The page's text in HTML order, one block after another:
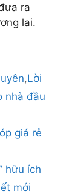
ra
lai.
,Lời
nhà đầu
giá rẻ
hữu ích
mới